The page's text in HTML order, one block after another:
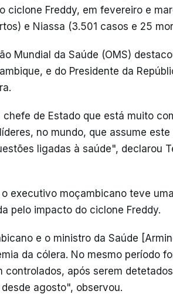
ciclone Freddy, em fevereiro e
e Niassa (3.501 casos e 25
Mundial da Saúde (OMS)
e do Presidente da
de Estado que está muito
no mundo, que assume
ligadas à saúde", declarou
executivo moçambicano teve
pelo impacto do ciclone Freddy.
e o ministro da Saúde
da cólera. No mesmo período
controlados, após serem
agosto", observou.